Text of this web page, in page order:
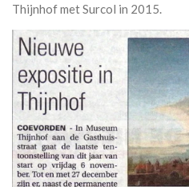
Thijnhof met Surcol in 2015.